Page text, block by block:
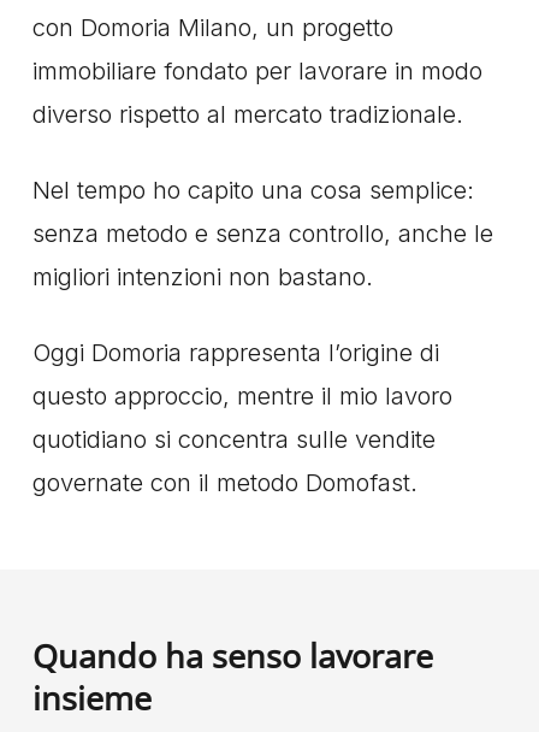
con Domoria Milano, un progetto
immobiliare fondato per lavorare in modo
diverso rispetto al mercato tradizionale.
Nel tempo ho capito una cosa semplice:
senza metodo e senza controllo, anche le
migliori intenzioni non bastano.
Oggi Domoria rappresenta l’origine di
questo approccio, mentre il mio lavoro
quotidiano si concentra sulle vendite
governate con il metodo Domofast.
Quando ha senso lavorare
insieme